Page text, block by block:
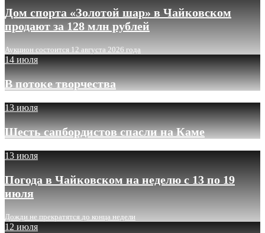
Дом спорта «Золотой шар» в Чайковском
продают за 128 млн рублей
Аукцион состоится 12 августа 2026 года
14 июля
В потоке творчества
13 июля
Шесть сапбордистов спасли на Каме
13 июля
Погода в Чайковском на неделю с 13 по 19
июля
Дожди не прекратятся до конца недели
12 июля